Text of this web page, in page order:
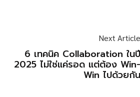
Next Article
6 เทคนิค Collaboration ในปี
2025 ไม่ใช่แค่รอด แต่ต้อง Win-
Win ไปด้วยกัน